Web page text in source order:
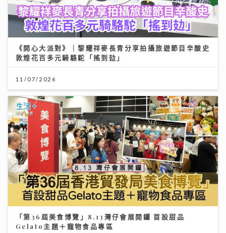
《開心大派對》｜黎耀祥麥長青分享拍攝旅遊節目辛酸史
敦煌花百多元騎駱駝「搖到攰」
11/07/2026
「第36屆美食博覽」8.13灣仔會展開鑼 首設甜品
Gelato主題＋寵物食品專區